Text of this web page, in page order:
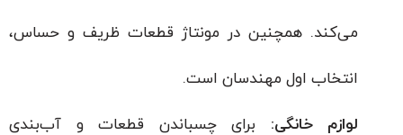
می‌کند. همچنین در مونتاژ قطعات ظریف و حساس،
انتخاب اول مهندسان است.
لوازم خانگی:برای چسباندن قطعات و آب‌بندی